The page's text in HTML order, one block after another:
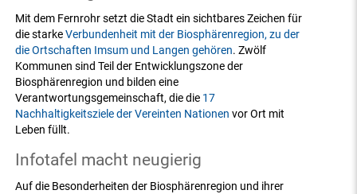
Mit dem Fernrohr setzt die Stadt ein sichtbares Zeichen für
die starkeVerbundenheit mit der Biosphärenregion, zu der
die Ortschaften Imsum und Langen gehören. Zwölf
Kommunen sind Teil der Entwicklungszone der
Biosphärenregion und bilden eine
Verantwortungsgemeinschaft, die die 17
Nachhaltigkeitsziele der Vereinten Nationen vor Ort mit
Leben füllt.
Infotafel macht neugierig
Auf die Besonderheiten der Biosphärenregion und ihrer